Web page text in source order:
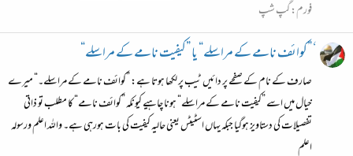
فورم:گپ شپ
ٗ”کوائف نامے کے مراسلے“ یا ”کیفیت نامے کے مراسلے“
صارف کے نام کے صفحے پر دائیں ٹیب پر لکھا ہوتا ہے: ”کوائف نامے کے مراسلے۔“ میرے
خیال میں اسے ”کیفیت نامے کے مراسلے“ ہونا چاہیے کیونکہ ”کوائف نامے“ کا مطلب تو ذاتی
تفصیلات کی دستاویز ہوگیا جبکہ یہاں اسٹیٹس یعنی حالیہ کیفیت کی بات ہورہی ہے۔ واللہ اعلم ورسولہ
اعلم